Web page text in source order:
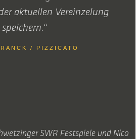
aktuellen Vereinzelung
speichern.“
/ PIZZICATO
SWR Festspiele und Nico